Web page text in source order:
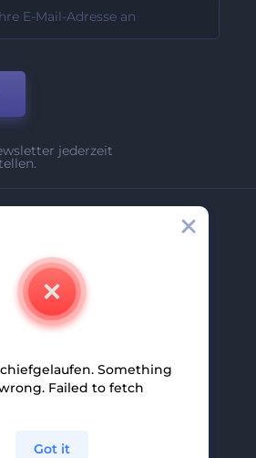
jederzeit
Something
Failed to fetch
Got it